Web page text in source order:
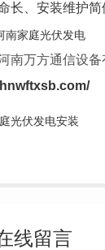
长、安装维护简
南万方通信设备
线留言